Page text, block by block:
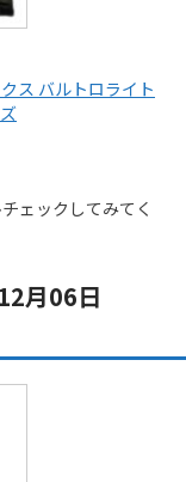
ス バルトロライト
ェックしてみてく
月06日